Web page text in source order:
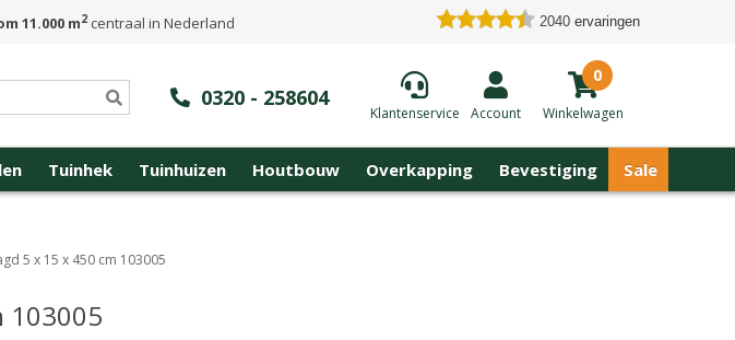
11.000 m2centraal in Nederland 2040 ervaringen
0320 - 258604
Klantenservice Account
0
Winkelwagen
Tuinhek Tuinhuizen Houtbouw Overkapping Bevestiging Sale
5 x 15 x 450 cm 103005
103005